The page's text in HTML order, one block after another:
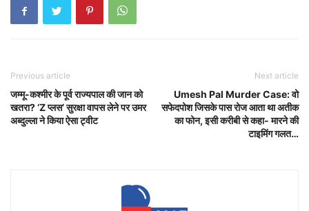
Previous article
जम्मू-कश्मीर के पूर्व राज्यपाल की जान को
खतरा? ‘Z प्लस’ सुरक्षा वापस लेने पर उमर
अब्दुल्ला ने किया ऐसा ट्वीट
Next article
Umesh Pal Murder Case: वो
सफेदपोश जिसके पास रोज आता था अतीक
का फोन, इसी करीबी से कहा- मारने की
टाइमिंग गलत…